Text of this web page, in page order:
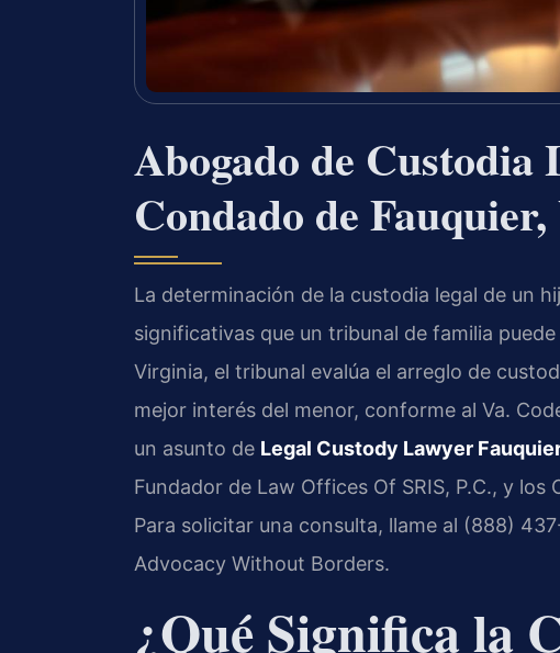
Abogado de Custodia
Condado de
La determinación de la custodia legal de un
significativas que un tribunal de familia
Virginia, el tribunal evalúa el arreglo de
mejor interés del menor, conforme al Va.
un asunto de Legal Custody Lawyer
Fundador de Law Offices Of SRIS, P.C., y
Para solicitar una consulta, llame al (888)
Advocacy Without Borders.
¿Qué Significa la